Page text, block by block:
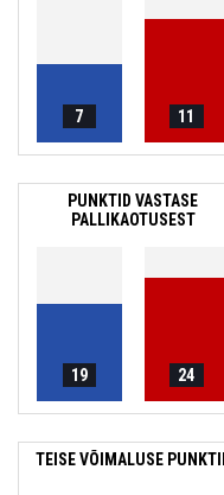
7 11
PUNKTID VASTASE
PALLIKAOTUSEST
19 24
TEISE VÕIMALUSE